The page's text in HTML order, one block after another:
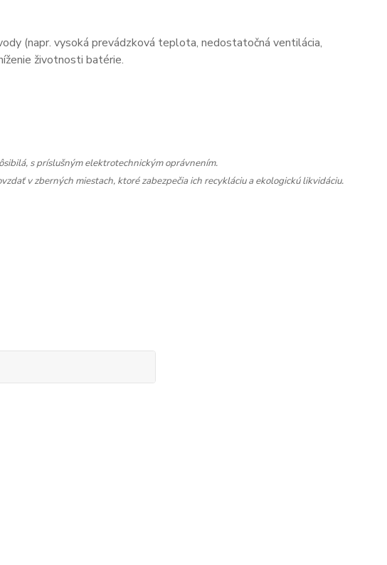
(napr. vysoká prevádzková teplota, nedostatočná ventilácia,
životnosti batérie.
s príslušným elektrotechnickým oprávnením.
v zberných miestach, ktoré zabezpečia ich recykláciu a ekologickú likvidáciu.